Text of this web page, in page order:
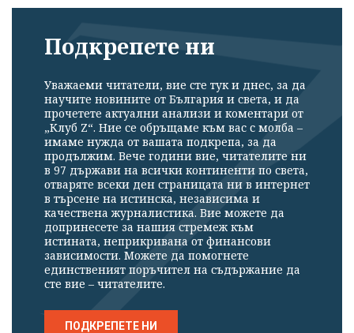
Подкрепете ни
Уважаеми читатели, вие сте тук и днес, за да
научите новините от България и света, и да
прочетете актуални анализи и коментари от
„Клуб Z“. Ние се обръщаме към вас с молба –
имаме нужда от вашата подкрепа, за да
продължим. Вече години вие, читателите ни
в 97 държави на всички континенти по света,
отваряте всеки ден страницата ни в интернет
в търсене на истинска, независима и
качествена журналистика. Вие можете да
допринесете за нашия стремеж към
истината, неприкривана от финансови
зависимости. Можете да помогнете
единственият поръчител на съдържание да
сте вие – читателите.
ПОДКРЕПЕТЕ НИ